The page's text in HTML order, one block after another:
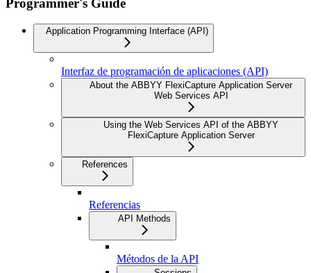
Application Programming Interface (API)
Interfaz de programación de aplicaciones (API)
About the ABBYY FlexiCapture Application Server
Web Services API
Using the Web Services API of the ABBYY
FlexiCapture Application Server
References
Referencias
API Methods
Métodos de la API